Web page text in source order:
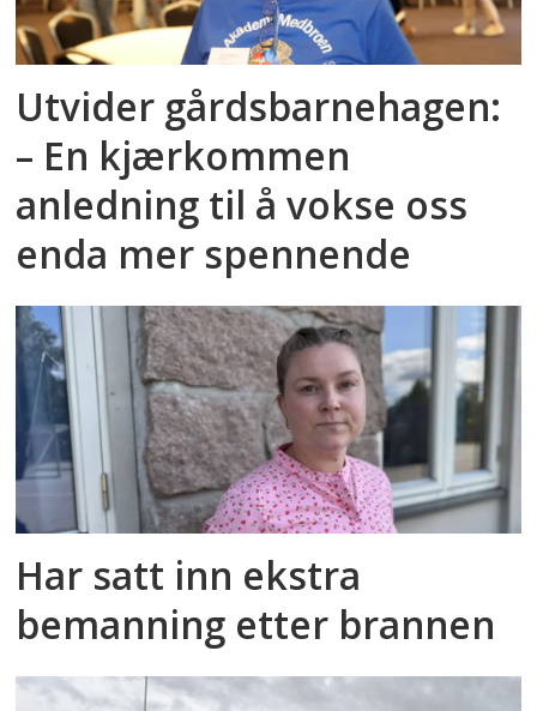
Utvider gårdsbarnehagen:
– En kjærkommen
anledning til å vokse oss
enda mer spennende
Har satt inn ekstra
bemanning etter brannen